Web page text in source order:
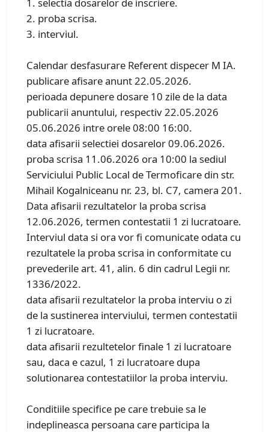
2. proba scrisa.
3. interviul.
Calendar desfasurare Referent dispecer M IA.
publicare afisare anunt 22.05.2026.
perioada depunere dosare 10 zile de la data
publicarii anuntului, respectiv 22.05.2026
05.06.2026 intre orele 08:00 16:00.
data afisarii selectiei dosarelor 09.06.2026.
proba scrisa 11.06.2026 ora 10:00 la sediul
Serviciului Public Local de Termoficare din str.
Mihail Kogalniceanu nr. 23, bl. C7, camera 201.
Data afisarii rezultatelor la proba scrisa
12.06.2026, termen contestatii 1 zi lucratoare.
Interviul data si ora vor fi comunicate odata cu
rezultatele la proba scrisa in conformitate cu
prevederile art. 41, alin. 6 din cadrul Legii nr.
1336/2022.
data afisarii rezultatelor la proba interviu o zi
de la sustinerea interviului, termen contestatii
1 zi lucratoare.
data afisarii rezultetelor finale 1 zi lucratoare
sau, daca e cazul, 1 zi lucratoare dupa
solutionarea contestatiilor la proba interviu.
Conditiile specifice pe care trebuie sa le
indeplineasca persoana care participa la